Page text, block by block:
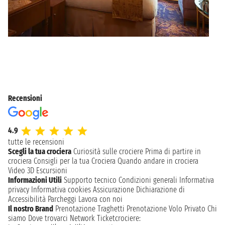
Recensioni
4.9
tutte le recensioni
Scegli la tua crociera Curiosità sulle crociere Prima di partire in
crociera Consigli per la tua Crociera Quando andare in crociera
Video 3D Escursioni
Informazioni Utili Supporto tecnico Condizioni generali Informativa
privacy Informativa cookies Assicurazione Dichiarazione di
Accessibilità Parcheggi Lavora con noi
Il nostro Brand Prenotazione Traghetti Prenotazione Volo Privato Chi
siamo Dove trovarci Network Ticketcrociere: